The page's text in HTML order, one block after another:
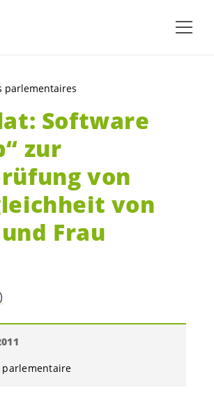
parlementaires
Software
zur
von
von
Frau